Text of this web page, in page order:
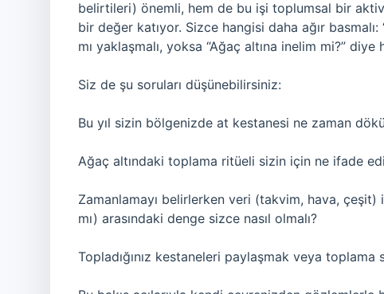
belirtileri) önemli, hem de bu işi toplumsal bir
bir değer katıyor. Sizce hangisi daha ağır
mı yaklaşmalı, yoksa “Ağaç altına inelim mi?” diye
Siz de şu soruları düşünebilirsiniz:
Bu yıl sizin bölgenizde at kestanesi ne zaman
Ağaç altındaki toplama ritüeli sizin için ne ifade
Zamanlamayı belirlerken veri (takvim, hava, çeşit)
mı) arasındaki denge sizce nasıl olmalı?
Topladığınız kestaneleri paylaşmak veya